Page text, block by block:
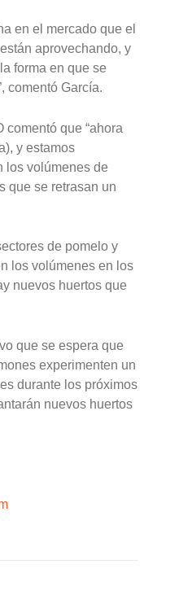
en el mercado que el
aprovechando, y
forma en que se
comentó García.
comentó que “ahora
y estamos
los volúmenes de
que se retrasan un
de pomelo y
los volúmenes en los
nuevos huertos que
que se espera que
experimenten un
durante los próximos
nuevos huertos